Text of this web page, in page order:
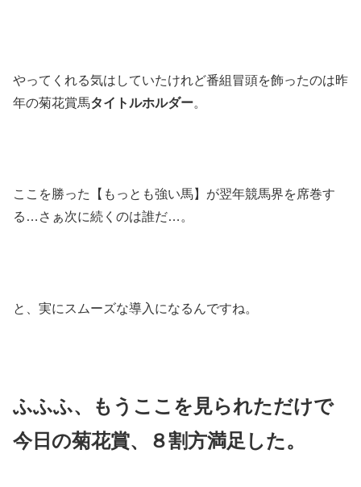
やってくれる気はしていたけれど番組冒頭を飾ったのは昨
年の菊花賞馬タイトルホルダー。
ここを勝った【もっとも強い馬】が翌年競馬界を席巻す
る…さぁ次に続くのは誰だ…。
と、実にスムーズな導入になるんですね。
ふふふ、もうここを見られただけで
今日の菊花賞、８割方満足した。